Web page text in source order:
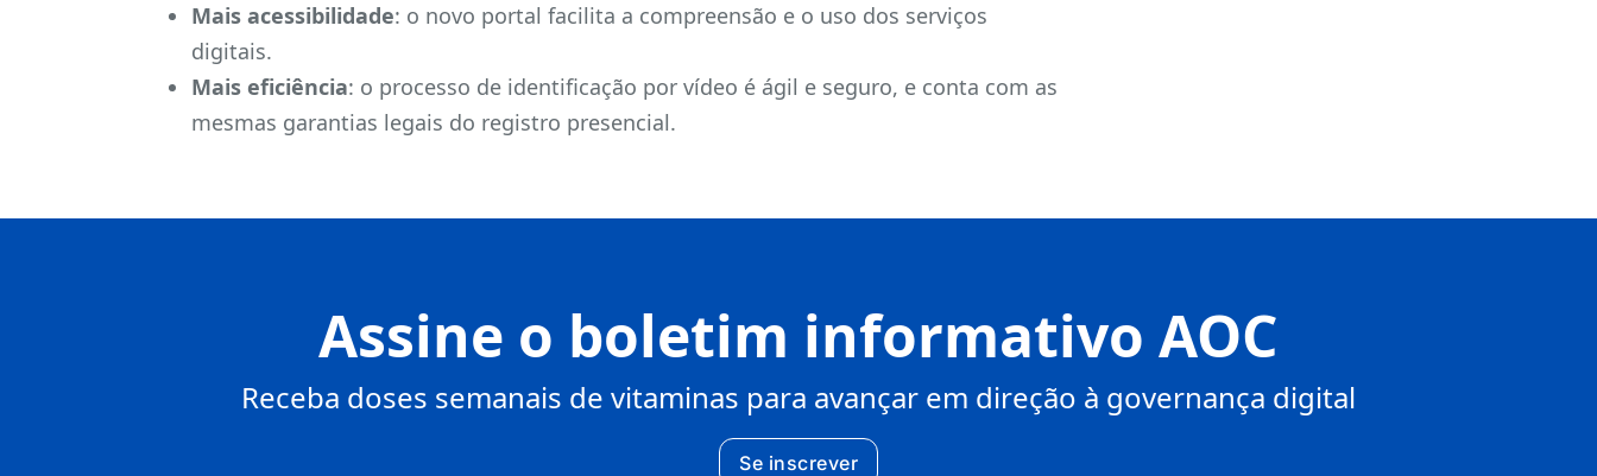
Mais acessibilidade: o novo portal facilita a compreensão e o uso dos serviços
digitais.
Mais eficiência: o processo de identificação por vídeo é ágil e seguro, e conta com as
mesmas garantias legais do registro presencial.
Assine o boletim informativo AOC
Receba doses semanais de vitaminas para avançar em direção à governança digital
Se inscrever